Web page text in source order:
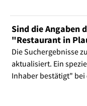
Sind die Angaben
"Restaurant in
Die Suchergebnisse
aktualisiert. Ein
Inhaber bestätigt"